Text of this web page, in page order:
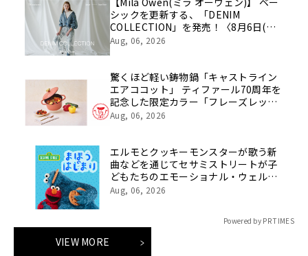
シックを更新する、「DENIM
COLLECTION」を発売！〈8月6日(木)
公開〉
Aug, 06, 2026
驚くほど軽い鋳物鍋「キャストライン
エアココット」 ティファール70周年を
記念した限定カラー「フレーズレッド
IHココット鍋 24cm」数量限定で発
Aug, 06, 2026
エルモとクッキーモンスターが歌う新
曲などを通じてセサミストリートが子
どもたちのエモーショナル・ウェルビ
ーイングをサポート
Aug, 06, 2026
Powered by PR TIMES
VIEW MORE